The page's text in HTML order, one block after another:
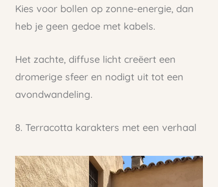
Kies voor bollen op zonne-energie, dan
heb je geen gedoe met kabels.
Het zachte, diffuse licht creëert een
dromerige sfeer en nodigt uit tot een
avondwandeling.
8. Terracotta karakters met een verhaal